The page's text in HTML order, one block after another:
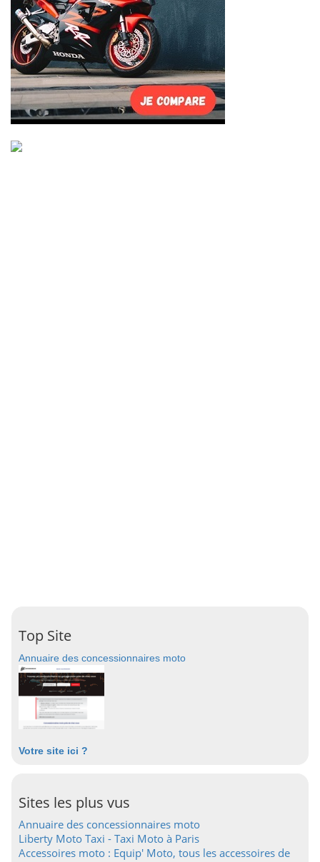
Top Site
Annuaire des concessionnaires moto
Votre site ici ?
Sites les plus vus
Annuaire des concessionnaires moto
Liberty Moto Taxi - Taxi Moto à Paris
Accessoires moto : Equip' Moto, tous les accessoires de